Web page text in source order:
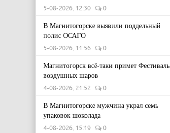
5-08-2026, 12:30 0
В Магнитогорске выявили поддельный
полис ОСАГО
5-08-2026, 11:56 0
Магнитогорск всё-таки примет Фестиваль
воздушных шаров
4-08-2026, 21:52 0
В Магнитогорске мужчина украл семь
упаковок шоколада
4-08-2026, 15:19 0